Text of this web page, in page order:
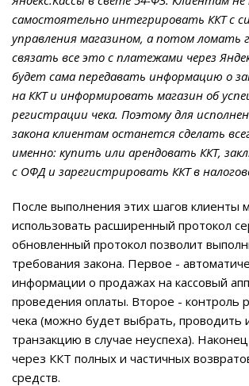
самостоятельно интегрировать ККТ с
управления магазином, а потом ломать
связать все это с платежами через
будет сама передавать информацию о
на ККТ и информировать магазин об
регистрации чека. Поэтому для
закона клиентам останется сделать
именно: купить или арендовать ККТ,
с ОФД и зарегистрировать ККТ в
После выполнения этих шагов клиенты
использовать расширенный протокол
обновленный протокол позволит
требования закона. Первое -
информации о продажах на кассовый
проведения оплаты. Второе - контроль
чека (можно будет выбрать, проводить
транзакцию в случае неуспеха).
через ККТ полных и частичных
средств.